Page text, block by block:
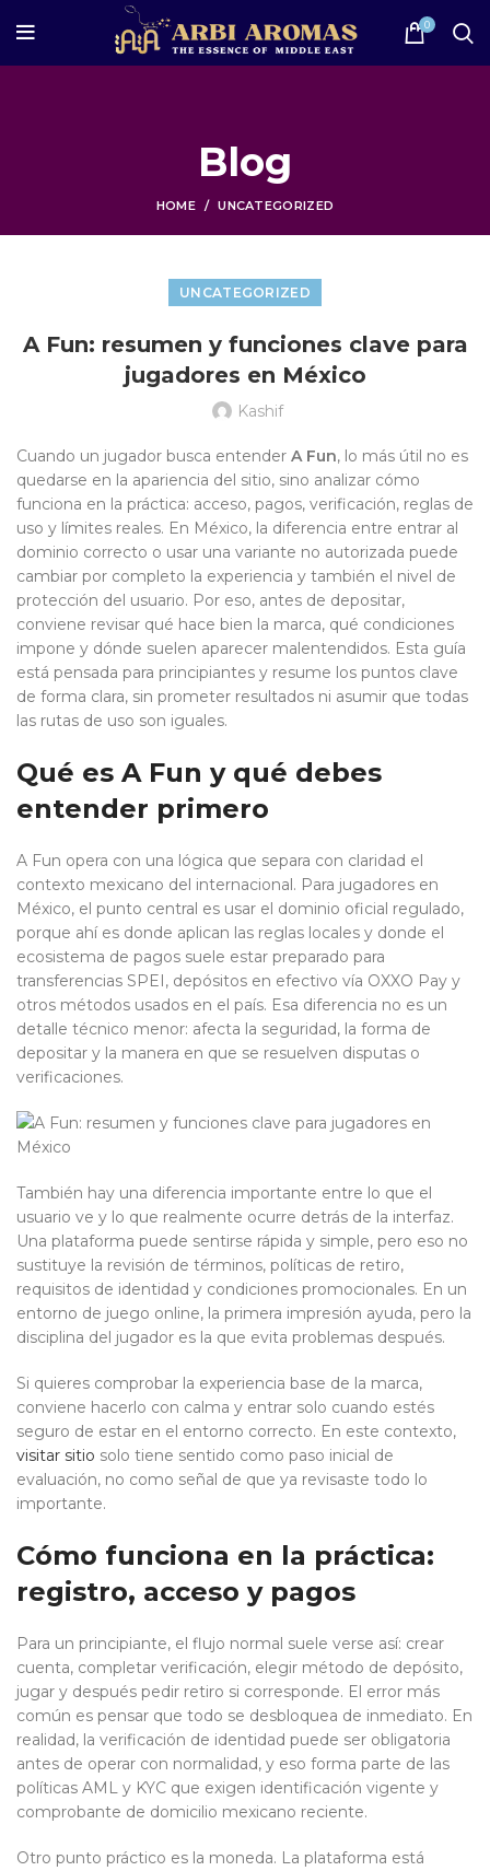
0
Blog
HOME UNCATEGORIZED
UNCATEGORIZED
A Fun: resumen y funciones clave para
jugadores en México
Kashif
Cuando un jugador busca entender A Fun, lo más útil no es
quedarse en la apariencia del sitio, sino analizar cómo
funciona en la práctica: acceso, pagos, verificación, reglas de
uso y límites reales. En México, la diferencia entre entrar al
dominio correcto o usar una variante no autorizada puede
cambiar por completo la experiencia y también el nivel de
protección del usuario. Por eso, antes de depositar,
conviene revisar qué hace bien la marca, qué condiciones
impone y dónde suelen aparecer malentendidos. Esta guía
está pensada para principiantes y resume los puntos clave
de forma clara, sin prometer resultados ni asumir que todas
las rutas de uso son iguales.
Qué es A Fun y qué debes
entender primero
A Fun opera con una lógica que separa con claridad el
contexto mexicano del internacional. Para jugadores en
México, el punto central es usar el dominio oficial regulado,
porque ahí es donde aplican las reglas locales y donde el
ecosistema de pagos suele estar preparado para
transferencias SPEI, depósitos en efectivo vía OXXO Pay y
otros métodos usados en el país. Esa diferencia no es un
detalle técnico menor: afecta la seguridad, la forma de
depositar y la manera en que se resuelven disputas o
verificaciones.
También hay una diferencia importante entre lo que el
usuario ve y lo que realmente ocurre detrás de la interfaz.
Una plataforma puede sentirse rápida y simple, pero eso no
sustituye la revisión de términos, políticas de retiro,
requisitos de identidad y condiciones promocionales. En un
entorno de juego online, la primera impresión ayuda, pero la
disciplina del jugador es la que evita problemas después.
Si quieres comprobar la experiencia base de la marca,
conviene hacerlo con calma y entrar solo cuando estés
seguro de estar en el entorno correcto. En este contexto,
visitar sitio solo tiene sentido como paso inicial de
evaluación, no como señal de que ya revisaste todo lo
importante.
Cómo funciona en la práctica:
registro, acceso y pagos
Para un principiante, el flujo normal suele verse así: crear
cuenta, completar verificación, elegir método de depósito,
jugar y después pedir retiro si corresponde. El error más
común es pensar que todo se desbloquea de inmediato. En
realidad, la verificación de identidad puede ser obligatoria
antes de operar con normalidad, y eso forma parte de las
políticas AML y KYC que exigen identificación vigente y
comprobante de domicilio mexicano reciente.
Otro punto práctico es la moneda. La plataforma está